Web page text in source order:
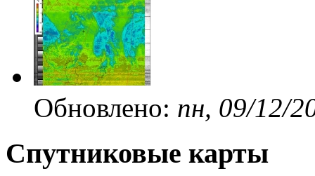
Обновлено: пн, 09/12/
Спутниковые карты